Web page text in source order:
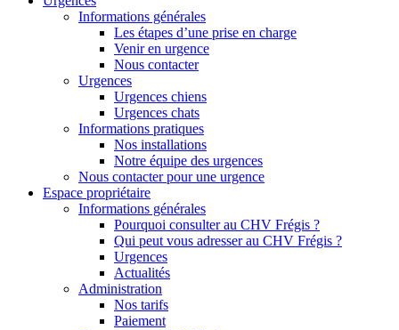
Informations générales
Les étapes d’une prise en charge
Venir en urgence
Nous contacter
Urgences
Urgences chiens
Urgences chats
Informations pratiques
Nos installations
Notre équipe des urgences
Nous contacter pour une urgence
Espace propriétaire
Informations générales
Pourquoi consulter au CHV Frégis ?
Qui peut vous adresser au CHV Frégis ?
Urgences
Actualités
Administration
Nos tarifs
Paiement